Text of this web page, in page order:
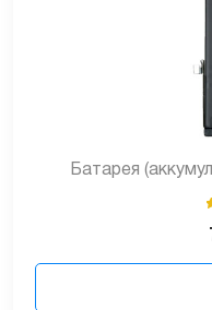
Батарея